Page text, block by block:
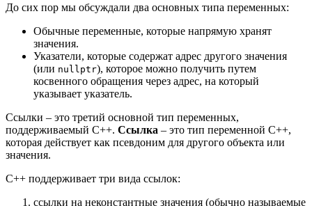
До сих пор мы обсуждали два основных типа переменных:
Обычные переменные, которые напрямую хранят
значения.
Указатели, которые содержат адрес другого значения
(или nullptr), которое можно получить путем
косвенного обращения через адрес, на который
указывает указатель.
Ссылки – это третий основной тип переменных,
поддерживаемый C++. Ссылка – это тип переменной C++,
которая действует как псевдоним для другого объекта или
значения.
C++ поддерживает три вида ссылок:
ссылки на неконстантные значения (обычно называемые